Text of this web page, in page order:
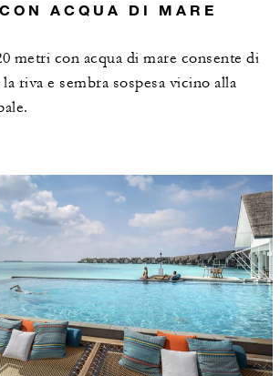
ACQUA DI MARE
metri con acqua di mare consente di
riva e sembra sospesa vicino alla